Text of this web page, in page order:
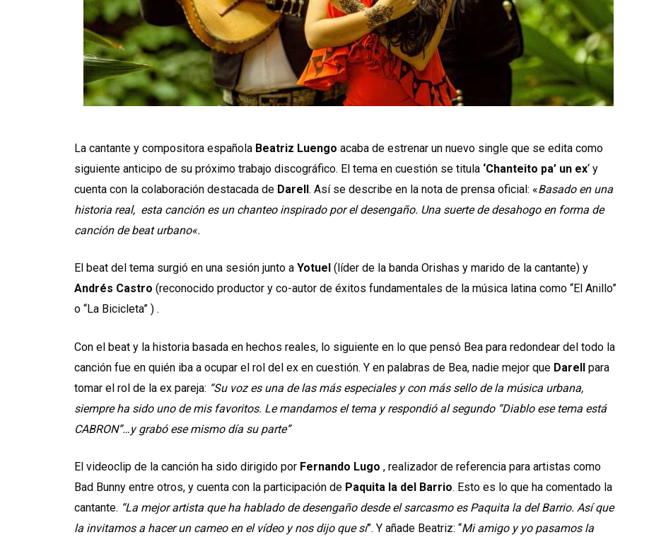
La cantante y compositora española Beatriz Luengo acaba de estrenar un nuevo single que se edita como
siguiente anticipo de su próximo trabajo discográfico. El tema en cuestión se titula ‘Chanteito pa’ un ex‘ y
cuenta con la colaboración destacada de Darell. Así se describe en la nota de prensa oficial: «Basado en una
historia real, esta canción es un chanteo inspirado por el desengaño. Una suerte de desahogo en forma de
canción de beat urbano«.
El beat del tema surgió en una sesión junto aYotuel (líder de la banda Orishas y marido de la cantante) y
Andrés Castro (reconocido productor y co-autor de éxitos fundamentales de la música latina como “El Anillo”
o “La Bicicleta” ) .
Con el beat y la historia basada en hechos reales, lo siguiente en lo que pensó Bea para redondear del todo la
canción fue en quién iba a ocupar el rol del ex en cuestión. Y en palabras de Bea, nadie mejor que Darell para
tomar el rol de la ex pareja: “Su voz es una de las más especiales y con más sello de la música urbana,
siempre ha sido uno de mis favoritos. Le mandamos el tema y respondió al segundo “Diablo ese tema está
CABRON”…y grabó ese mismo día su parte”
El videoclip de la canción ha sido dirigido por Fernando Lugo , realizador de referencia para artistas como
Bad Bunny entre otros, y cuenta con la participación de Paquita la del Barrio. Esto es lo que ha comentado la
cantante. “La mejor artista que ha hablado de desengaño desde el sarcasmo es Paquita la del Barrio. Así que
la invitamos a hacer un cameo en el vídeo y nos dijo que sí”. Y añade Beatriz: “Mi amigo y yo pasamos la